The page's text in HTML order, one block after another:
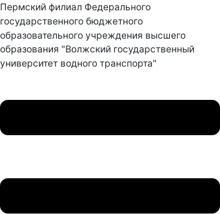
Пермский филиал Федерального
государственного бюджетного
образовательного учреждения высшего
образования "Волжский государственный
университет водного транспорта"